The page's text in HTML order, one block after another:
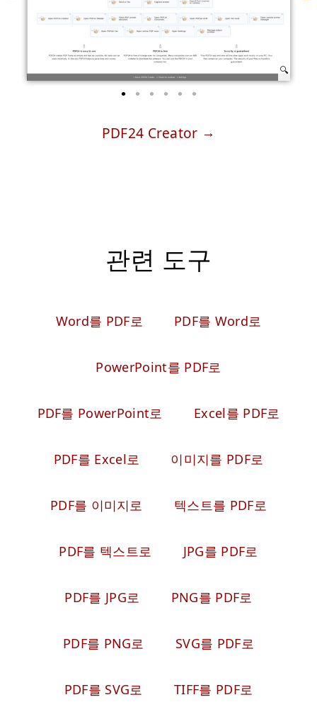
PDF24 Creator
관련 도구
Word를 PDF로 PDF를 Word로
PowerPoint를 PDF로
PDF를 PowerPoint로 Excel를 PDF로
PDF를 Excel로 이미지를 PDF로
PDF를 이미지로 텍스트를 PDF로
PDF를 텍스트로 JPG를 PDF로
PDF를 JPG로 PNG를 PDF로
PDF를 PNG로 SVG를 PDF로
PDF를 SVG로 TIFF를 PDF로